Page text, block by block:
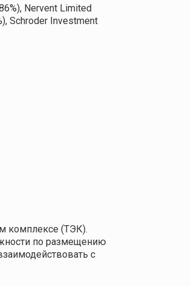
Nervent Limited
Schroder Investment
комплексе (ТЭК).
по размещению
с